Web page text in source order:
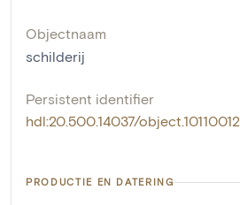
Objectnaam
schilderij
Persistent identifier
hdl:20.500.14037/object.10110012
PRODUCTIE EN DATERING